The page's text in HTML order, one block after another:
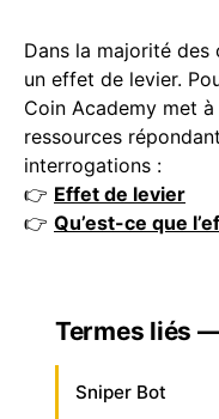
Dans la majorité des
un effet de levier.
Coin Academy met
ressources
interrogations :
👉 Effet de levier
👉 Qu’est-ce que
Termes liés
Sniper Bot